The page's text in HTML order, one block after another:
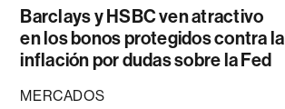
Barclays y HSBC ven atractivo
en los bonos protegidos contra la
inflación por dudas sobre la Fed
MERCADOS